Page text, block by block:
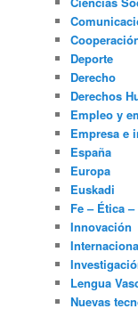
Deporte
Derecho
Derechos
Empleo y
Empresa e
España
Europa
Euskadi
Fe – Ética
Innovación
Lengua
Nuevas